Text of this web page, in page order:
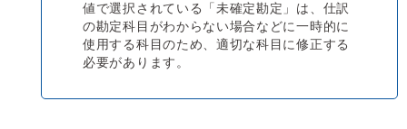
値で選択されている「未確定勘定」は、仕訳
の勘定科目がわからない場合などに一時的に
使用する科目のため、適切な科目に修正する
必要があります。